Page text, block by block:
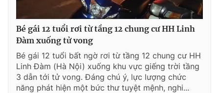
Bé gái 12 tuổi rơi từ tầng 12 chung cư HH Linh
Đàm xuống tử vong
Bé gái 12 tuổi bất ngờ rơi từ tầng 12 chung cư HH
Linh Đàm (Hà Nội) xuống khu vực giếng trời tầng
3 dẫn tới tử vong. Đáng chú ý, lực lượng chức
năng phát hiện một bức thư tuyệt mệnh, nghi...